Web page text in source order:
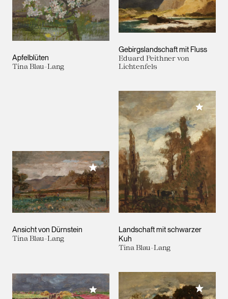
Apfelblüten
Tina Blau-Lang
Gebirgslandschaft mit Fluss
Eduard Peithner von
Lichtenfels
Ansicht von Dürnstein
Tina Blau-Lang
Meiner Sammlung hinzufügen
Landschaft mit schwarzer
Kuh
Tina Blau-Lang
Meiner
Meiner Sammlung hinzufügen Meiner